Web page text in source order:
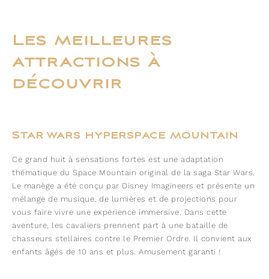
Les meilleures
attractions à
découvrir
Star wars hyperspace mountain
Ce grand huit à sensations fortes est une adaptation
thématique du Space Mountain original de la saga Star Wars.
Le manège a été conçu par Disney Imagineers et présente un
mélange de musique, de lumières et de projections pour
vous faire vivre une expérience immersive. Dans cette
aventure, les cavaliers prennent part à une bataille de
chasseurs stellaires contre le Premier Ordre. Il convient aux
enfants âgés de 10 ans et plus. Amusement garanti !